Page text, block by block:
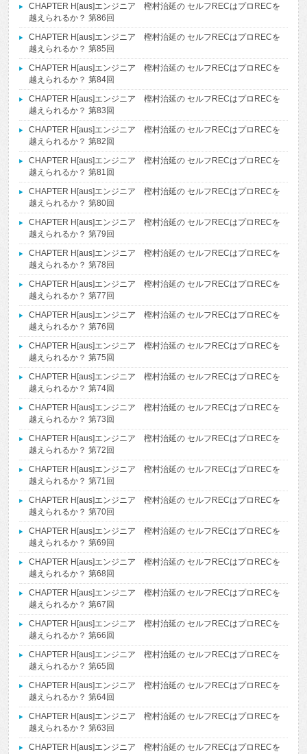
CHAPTER H[aus]エンジニア 樫村治延の セルフRECはプロRECを
越えられるか？ 第86回
CHAPTER H[aus]エンジニア 樫村治延の セルフRECはプロRECを
越えられるか？ 第85回
CHAPTER H[aus]エンジニア 樫村治延の セルフRECはプロRECを
越えられるか？ 第84回
CHAPTER H[aus]エンジニア 樫村治延の セルフRECはプロRECを
越えられるか？ 第83回
CHAPTER H[aus]エンジニア 樫村治延の セルフRECはプロRECを
越えられるか？ 第82回
CHAPTER H[aus]エンジニア 樫村治延の セルフRECはプロRECを
越えられるか？ 第81回
CHAPTER H[aus]エンジニア 樫村治延の セルフRECはプロRECを
越えられるか？ 第80回
CHAPTER H[aus]エンジニア 樫村治延の セルフRECはプロRECを
越えられるか？ 第79回
CHAPTER H[aus]エンジニア 樫村治延の セルフRECはプロRECを
越えられるか？ 第78回
CHAPTER H[aus]エンジニア 樫村治延の セルフRECはプロRECを
越えられるか？ 第77回
CHAPTER H[aus]エンジニア 樫村治延の セルフRECはプロRECを
越えられるか？ 第76回
CHAPTER H[aus]エンジニア 樫村治延の セルフRECはプロRECを
越えられるか？ 第75回
CHAPTER H[aus]エンジニア 樫村治延の セルフRECはプロRECを
越えられるか？ 第74回
CHAPTER H[aus]エンジニア 樫村治延の セルフRECはプロRECを
越えられるか？ 第73回
CHAPTER H[aus]エンジニア 樫村治延の セルフRECはプロRECを
越えられるか？ 第72回
CHAPTER H[aus]エンジニア 樫村治延の セルフRECはプロRECを
越えられるか？ 第71回
CHAPTER H[aus]エンジニア 樫村治延の セルフRECはプロRECを
越えられるか？ 第70回
CHAPTER H[aus]エンジニア 樫村治延の セルフRECはプロRECを
越えられるか？ 第69回
CHAPTER H[aus]エンジニア 樫村治延の セルフRECはプロRECを
越えられるか？ 第68回
CHAPTER H[aus]エンジニア 樫村治延の セルフRECはプロRECを
越えられるか？ 第67回
CHAPTER H[aus]エンジニア 樫村治延の セルフRECはプロRECを
越えられるか？ 第66回
CHAPTER H[aus]エンジニア 樫村治延の セルフRECはプロRECを
越えられるか？ 第65回
CHAPTER H[aus]エンジニア 樫村治延の セルフRECはプロRECを
越えられるか？ 第64回
CHAPTER H[aus]エンジニア 樫村治延の セルフRECはプロRECを
越えられるか？ 第63回
CHAPTER H[aus]エンジニア 樫村治延の セルフRECはプロRECを